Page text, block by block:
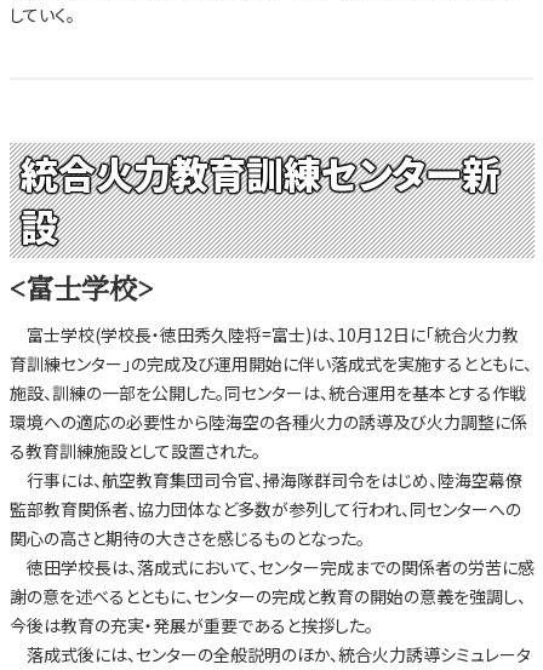
していく。
統合火力教育訓練センター新
設
<富士学校>
富士学校(学校長・徳田秀久陸将=富士)は、10月12日に「統合火力教
育訓練センター」の完成及び運用開始に伴い落成式を実施するとともに、
施設、訓練の一部を公開した。同センターは、統合運用を基本とする作戦
環境への適応の必要性から陸海空の各種火力の誘導及び火力調整に係
る教育訓練施設として設置された。
行事には、航空教育集団司令官、掃海隊群司令をはじめ、陸海空幕僚
監部教育関係者、協力団体など多数が参列して行われ、同センターへの
関心の高さと期待の大きさを感じるものとなった。
徳田学校長は、落成式において、センター完成までの関係者の労苦に感
謝の意を述べるとともに、センターの完成と教育の開始の意義を強調し、
今後は教育の充実・発展が重要であると挨拶した。
落成式後には、センターの全般説明のほか、統合火力誘導シミュレータ